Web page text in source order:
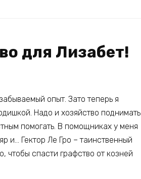
для Лизабет!
опыт. Зато теперь я
Надо и хозяйство поднимать
помогать. В помощниках у меня
и… Гектор Ле Гро – таинственный
чтобы спасти графство от козней